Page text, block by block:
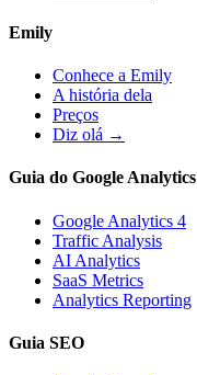
Emily
Conhece a Emily
A história dela
Preços
Diz olá →
Guia do Google Analytics
Google Analytics 4
Traffic Analysis
AI Analytics
SaaS Metrics
Analytics Reporting
Guia SEO